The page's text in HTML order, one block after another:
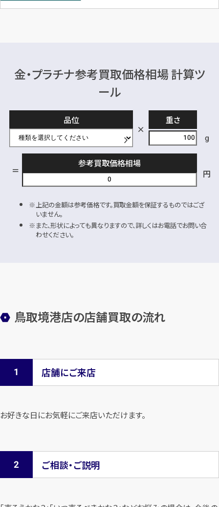
金・プラチナ参考買取価格相場 計算ツ
ール
品位
重さ
g
参考買取価格相場
円
上記の金額は参考価格です。買取金額を保証するものではござ
いません。
また、形状によっても異なりますので、詳しくはお電話でお問い合
わせください。
鳥取境港店の店舗買取の流れ
店舗にご来店
お好きな日にお気軽にご来店いただけます。
ご相談・ご説明